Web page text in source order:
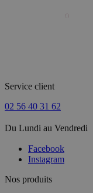
Service client
02 56 40 31 62
Du Lundi au Vendredi
Facebook
Instagram
Nos produits